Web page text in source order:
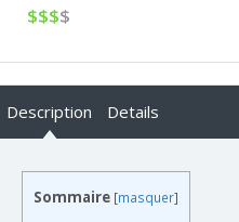
$$$$
Description Details
Sommaire [masquer]